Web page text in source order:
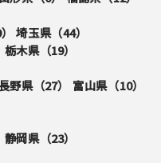
） 埼玉県（44）
栃木県（19）
野県（27） 富山県（10）
静岡県（23）